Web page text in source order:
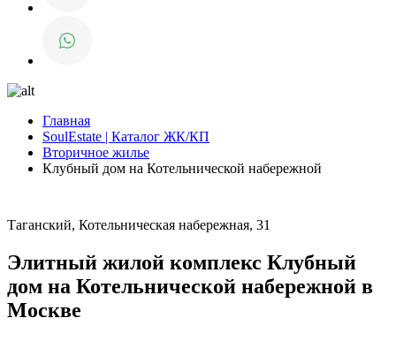
Главная
SoulEstate | Каталог ЖК/КП
Вторичное жилье
Клубный дом на Котельнической набережной
Таганский, Котельническая набережная, 31
Элитный жилой комплекс Клубный
дом на Котельнической набережной в
Москве